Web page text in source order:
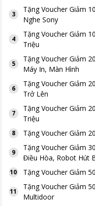
3
TặngVoucher Giảm
Nghe Sony
4
TặngVoucher Giảm
Triệu
5
TặngVoucher Giảm
Máy In, Màn Hình
6
TặngVoucher Giảm
Trở Lên
7
TặngVoucher Giảm
Triệu
8 TặngVoucher Giảm
9
TặngVoucher Giảm
Điều Hòa, Robot Hút
10 TặngVoucher Giảm
11
TặngVoucher Giảm
Multidoor